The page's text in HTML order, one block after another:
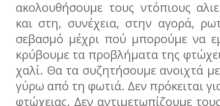
ακολουθήσουμε τους ντόπιους
και στη, συνέχεια, στην αγορά,
σεβασμό μέχρι πού μπορούμε να
κρύβουμε τα προβλήματα της
χαλί. Θα τα συζητήσουμε ανοιχτά
γύρω από τη φωτιά. Δεν πρόκειται
φτώχειας. Δεν αντιμετωπίζουμε